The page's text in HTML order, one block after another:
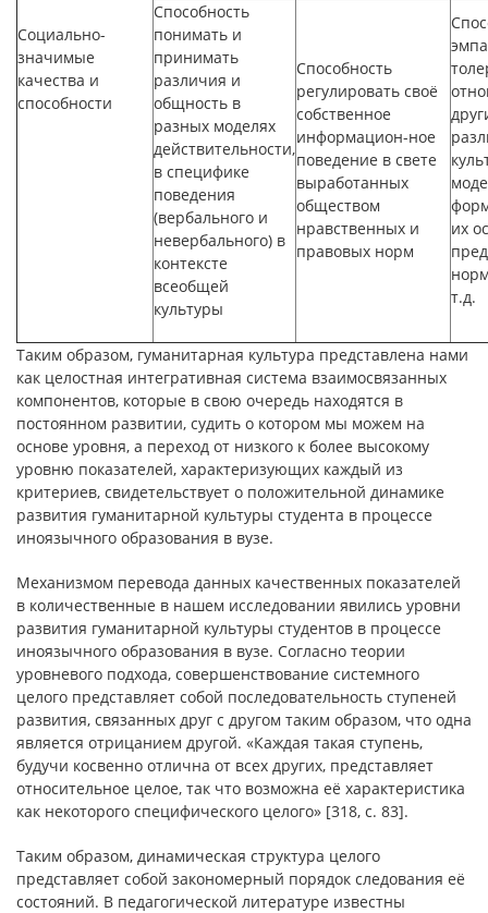
Социально-
значимые
качества и
способности
Способность
понимать и
принимать
различия и
общность в
разных моделях
действительности,
в специфике
поведения
(вербального и
невербального) в
контексте
всеобщей
культуры
Способность
регулировать своё
собственное
информацион-ное
поведение в свете
выработанных
обществом
нравственных и
правовых норм
их
т.д.
Таким образом, гуманитарная культура представлена нами
как целостная интегративная система взаимосвязанных
компонентов, которые в свою очередь находятся в
постоянном развитии, судить о котором мы можем на
основе уровня, а переход от низкого к более высокому
уровню показателей, характеризующих каждый из
критериев, свидетельствует о положительной динамике
развития гуманитарной культуры студента в процессе
иноязычного образования в вузе.
Механизмом перевода данных качественных показателей
в количественные в нашем исследовании явились уровни
развития гуманитарной культуры студентов в процессе
иноязычного образования в вузе. Согласно теории
уровневого подхода, совершенствование системного
целого представляет собой последовательность ступеней
развития, связанных друг с другом таким образом, что одна
является отрицанием другой. «Каждая такая ступень,
будучи косвенно отлична от всех других, представляет
относительное целое, так что возможна её характеристика
как некоторого специфического целого» [318, с. 83].
Таким образом, динамическая структура целого
представляет собой закономерный порядок следования её
состояний. В педагогической литературе известны